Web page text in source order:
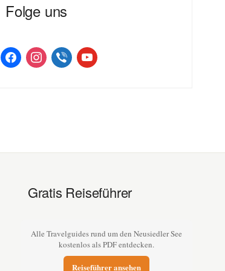
Folge uns
facebookinstagramviber youtube
Gratis Reiseführer
Alle Travelguides rund um den Neusiedler See
kostenlos als PDF entdecken.
Reiseführer ansehen